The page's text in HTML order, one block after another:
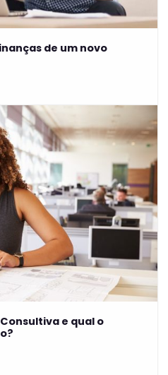
de um novo
e qual o